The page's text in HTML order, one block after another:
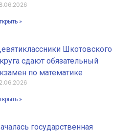
»
Шкотовского
сдают обязательный
по математике
»
государственная